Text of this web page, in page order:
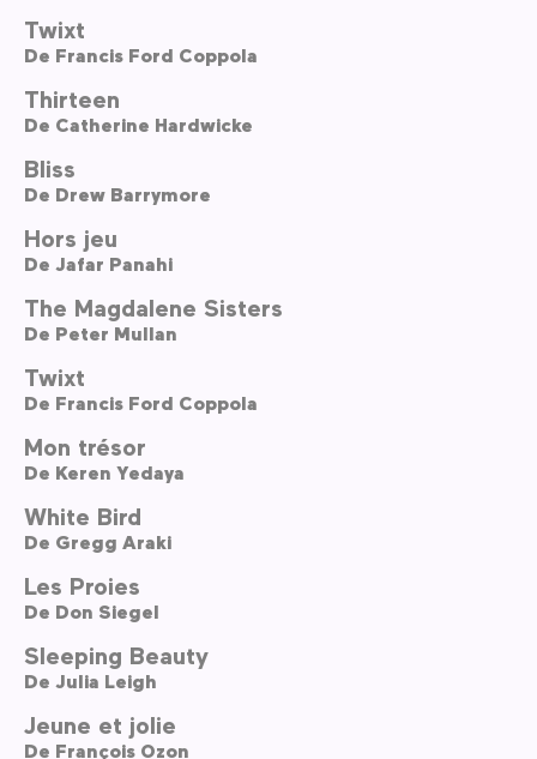
Twixt
De Francis Ford Coppola
Thirteen
De Catherine Hardwicke
Bliss
De Drew Barrymore
Hors jeu
De Jafar Panahi
The Magdalene Sisters
De Peter Mullan
Twixt
De Francis Ford Coppola
Mon trésor
De Keren Yedaya
White Bird
De Gregg Araki
Les Proies
De Don Siegel
Sleeping Beauty
De Julia Leigh
Jeune et jolie
De François Ozon